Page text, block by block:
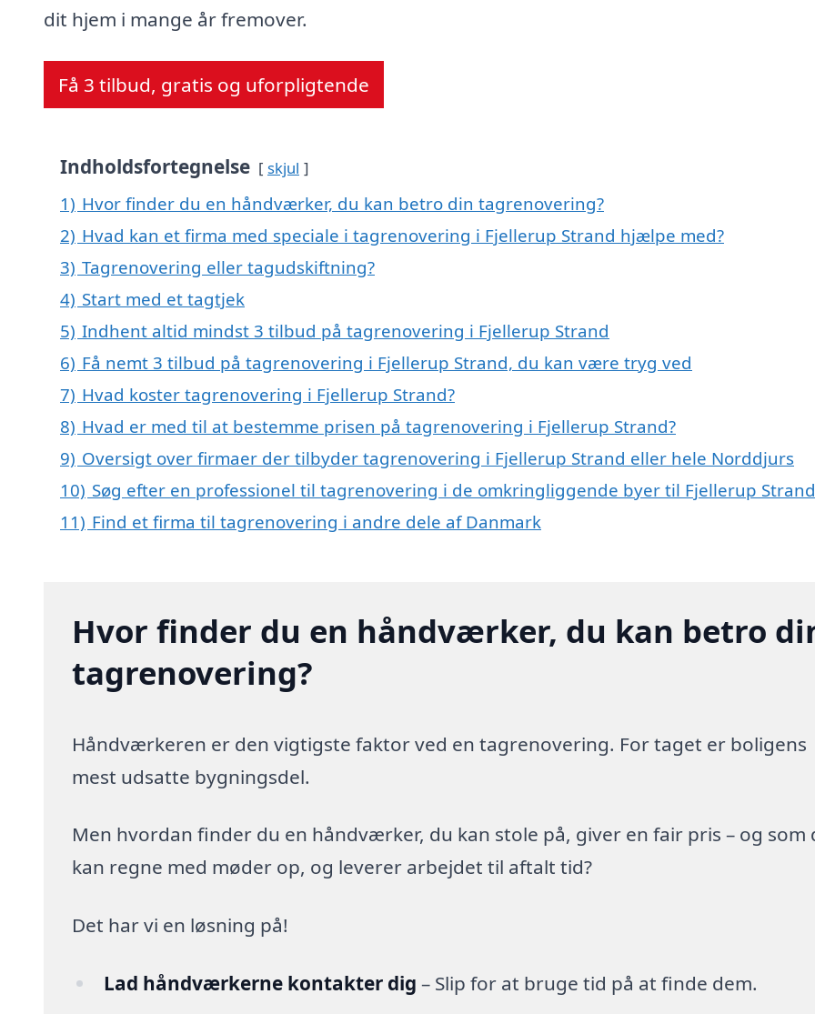
dit hjem i mange år fremover.
Få 3 tilbud, gratis og uforpligtende
Indholdsfortegnelse skjul
1) Hvor finder du en håndværker, du kan betro din tagrenovering?
2) Hvad kan et firma med speciale i tagrenovering i Fjellerup Strand hjælpe med?
3) Tagrenovering eller tagudskiftning?
4) Start med et tagtjek
5) Indhent altid mindst 3 tilbud på tagrenovering i Fjellerup Strand
6) Få nemt 3 tilbud på tagrenovering i Fjellerup Strand, du kan være tryg ved
7) Hvad koster tagrenovering i Fjellerup Strand?
8) Hvad er med til at bestemme prisen på tagrenovering i Fjellerup Strand?
9) Oversigt over firmaer der tilbyder tagrenovering i Fjellerup Strand eller hele Norddjurs
10) Søg efter en professionel til tagrenovering i de omkringliggende byer til Fjellerup
11) Find et firma til tagrenovering i andre dele af Danmark
Hvor finder du en håndværker, du kan betro
tagrenovering?
Håndværkeren er den vigtigste faktor ved en tagrenovering. For taget er boligens
mest udsatte bygningsdel.
Men hvordan finder du en håndværker, du kan stole på, giver en fair pris – og som
kan regne med møder op, og leverer arbejdet til aftalt tid?
Det har vi en løsning på!
Lad håndværkerne kontakter dig – Slip for at bruge tid på at finde dem.